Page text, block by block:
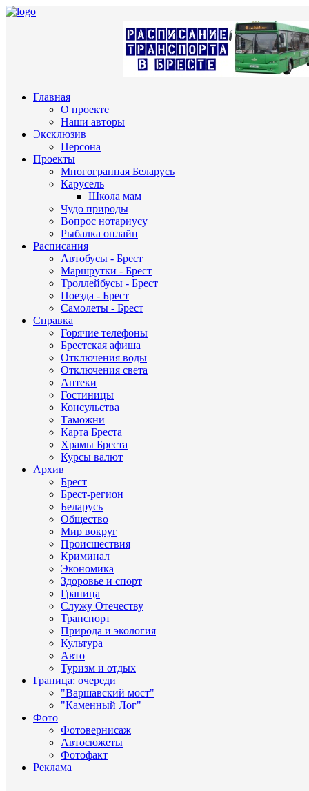
Главная
О проекте
Наши авторы
Эксклюзив
Персона
Проекты
Многогранная Беларусь
Карусель
Школа мам
Чудо природы
Вопрос нотариусу
Рыбалка онлайн
Расписания
Автобусы - Брест
Маршрутки - Брест
Троллейбусы - Брест
Поезда - Брест
Самолеты - Брест
Справка
Горячие телефоны
Брестская афиша
Отключения воды
Отключения света
Аптеки
Гостиницы
Консульства
Таможни
Карта Бреста
Храмы Бреста
Курсы валют
Архив
Брест
Брест-регион
Беларусь
Общество
Мир вокруг
Происшествия
Криминал
Экономика
Здоровье и спорт
Граница
Служу Отечеству
Транспорт
Природа и экология
Культура
Авто
Туризм и отдых
Граница: очереди
"Варшавский мост"
"Каменный Лог"
Фото
Фотовернисаж
Автосюжеты
Фотофакт
Реклама